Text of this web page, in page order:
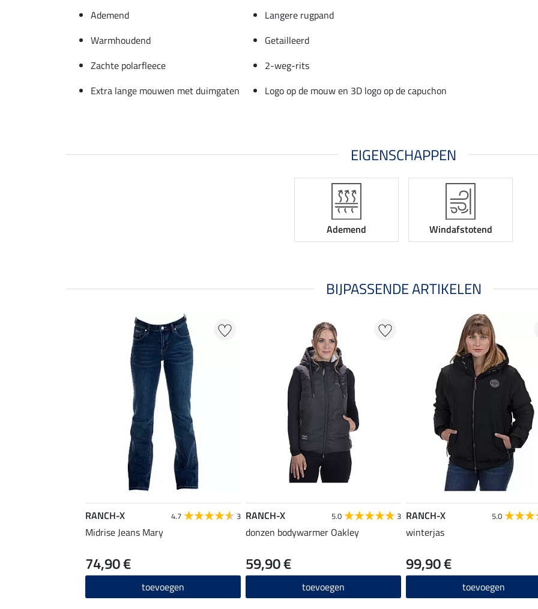
Ademend
Langere rugpand
Warmhoudend
Getailleerd
Zachte polarfleece
2-weg-rits
Extra lange mouwen met duimgaten
Logo op de mouw en 3D logo op de capuchon
EIGENSCHAPPEN
Ademend Windafstotend
BIJPASSENDE ARTIKELEN
RANCH-X 4.7 3
Midrise Jeans Mary
74,90 €
toevoegen
RANCH-X 5.0 3
donzen bodywarmer Oakley
59,90 €
toevoegen
RANCH-X 5.0
winterjas
99,90 €
toevoegen